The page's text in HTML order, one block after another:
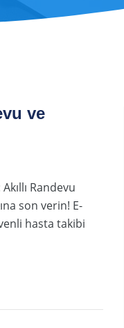
ve
Randevu
son verin! E-
hasta takibi